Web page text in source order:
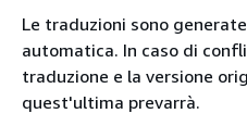
Le traduzioni sono
automatica. In caso di
traduzione e la versione
quest'ultima prevarrà.